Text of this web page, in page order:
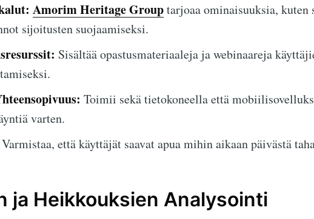
Amorim Heritage Grouptarjoaa ominaisuuksia, kuten
sijoitusten suojaamiseksi.
Sisältää opastusmateriaaleja ja webinaareja
Toimii sekä tietokoneella että
varten.
Varmistaa, että käyttäjät saavat apua mihin aikaan päivästä
ja Heikkouksien Analysointi